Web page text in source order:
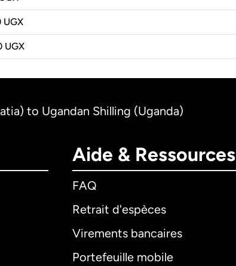
UGX
UGX
to Ugandan Shilling (Uganda)
Aide & Ressources
FAQ
Retrait d'espèces
Virements bancaires
Portefeuille mobile